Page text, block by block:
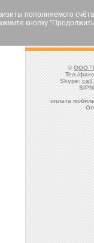
пополняемого
кнопку
©ООО
Тел./
Skype:
оплата